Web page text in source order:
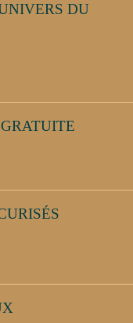
DU